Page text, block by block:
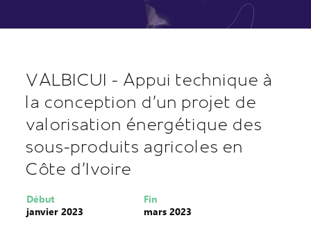
VALBICUI - Appui technique à
la conception d'un projet de
valorisation énergétique des
sous-produits agricoles en
Côte d’Ivoire
Début
janvier 2023
Fin
mars 2023